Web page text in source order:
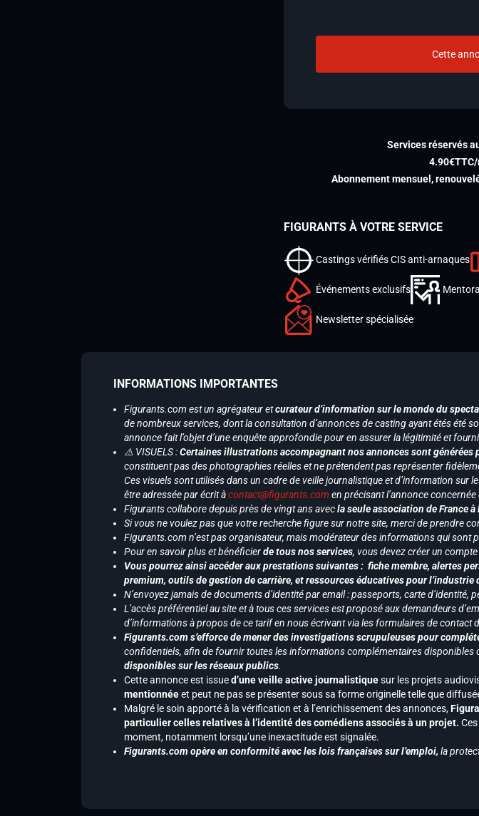
Cette
Services réservés
Abonnement mensuel,
FIGURANTS À VOTRE SERVICE
Castings vérifiés CIS anti-arnaques
Événements exclusifs
Newsletter spécialisée
INFORMATIONS IMPORTANTES
Figurants.com est un agrégateur etcurateur d’information sur le monde du
de nombreux services, dont la consultation d’annonces de casting ayant étés été
annonce fait l’objet d’une enquête approfondie pour en assurer la légitimité et
⚠️ VISUELS :Certaines illustrations accompagnant nos annonces sont
constituent pas des photographies réelles et ne prétendent pas représenter
Ces visuels sont utilisés dans un cadre de veille journalistique et d’information
être adressée par écrit àcontact@figurants.com en précisant l’annonce
Figurants collabore depuis près de vingt ans avecla seule association de France
Si vous ne voulez pas que votre recherche figure sur notre site, merci de prendre
Figurants.com n’est pas organisateur, mais modérateur des informations qui sont
Pour en savoir plus et bénéficierde tous nos services, vous devez créer un
Vous pourrez ainsi accéder aux prestations suivantes : fiche membre, alertes
premium, outils de gestion de carrière, et ressources éducatives pour l’industrie
N’envoyez jamais de documents d’identité par email : passeports, carte d’identité,
L’accès préférentiel au site et à tous ces services est proposé aux demandeurs
d’informations à propos de ce tarif en nous écrivant via les formulaires de contact
Figurants.com s’efforce de mener des investigations scrupuleuses pour
confidentiels, afin de fournir toutes les informations complémentaires disponibles
disponibles sur les réseaux publics.
Cette annonce est issued’une veille active journalistiquesur les projets
mentionnéeet peut ne pas se présenter sous sa forme originelle telle que
Malgré le soin apporté à la vérification et à l’enrichissement des annonces,
particulier celles relatives à l’identité des comédiens associés à un projet.
moment, notamment lorsqu’une inexactitude est signalée.
Figurants.com opère en conformité avec les lois françaises sur l’emploi, la